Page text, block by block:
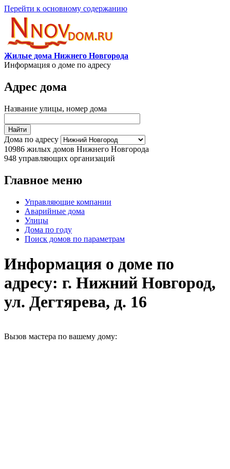
Перейти к основному содержанию
Жилые дома Нижнего Новгорода
Информация о доме по адресу
Адрес дома
Название улицы, номер дома
Дома по адресу
10986 жилых домов Нижнего Новгорода
948 управляющих организаций
Главное меню
Управляющие компании
Аварийные дома
Улицы
Дома по году
Поиск домов по параметрам
Информация о доме по
адресу: г. Нижний Новгород,
ул. Дегтярева, д. 16
Вызов мастера по вашему дому: